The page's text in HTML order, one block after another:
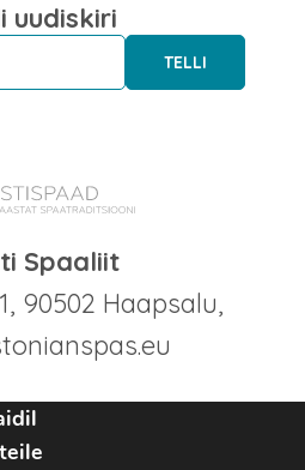
uudiskiri
TELLI
Spaaliit
90502 Haapsalu,